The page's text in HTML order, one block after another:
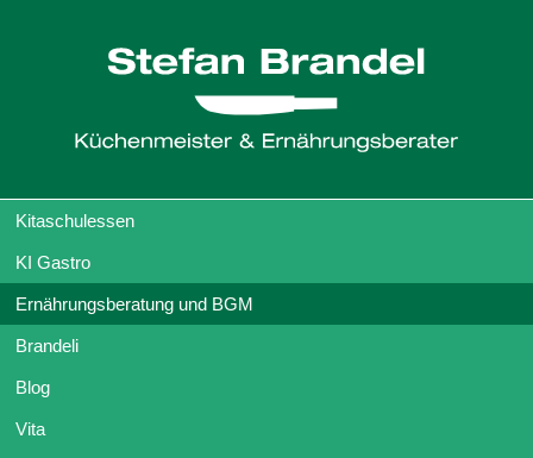
Kitaschulessen
KI Gastro
Ernährungsberatung und BGM
Brandeli
Blog
Vita